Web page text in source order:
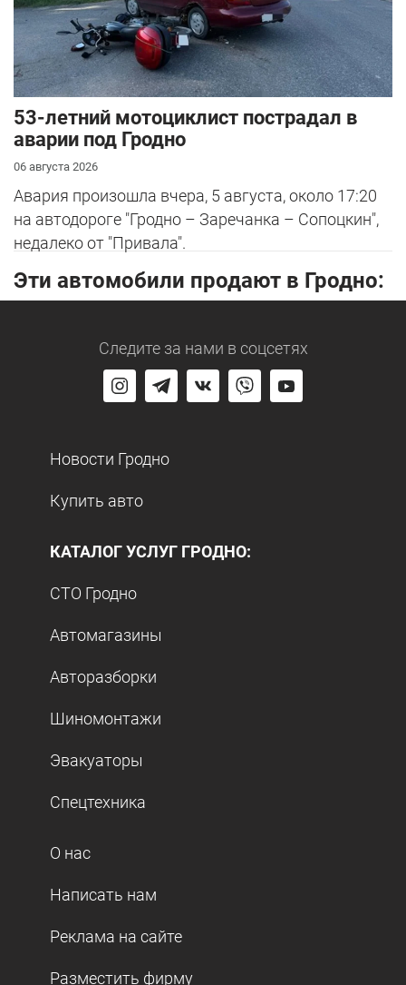
53-летний мотоциклист пострадал в
аварии под Гродно
06 августа 2026
Авария произошла вчера, 5 августа, около 17:20
на автодороге "Гродно – Заречанка – Сопоцкин",
недалеко от "Привала".
Эти автомобили продают в Гродно:
Следите за нами в соцсетях
Новости Гродно
Купить авто
КАТАЛОГ УСЛУГ ГРОДНО:
СТО Гродно
Автомагазины
Авторазборки
Шиномонтажи
Эвакуаторы
Спецтехника
О нас
Написать нам
Реклама на сайте
Разместить фирму